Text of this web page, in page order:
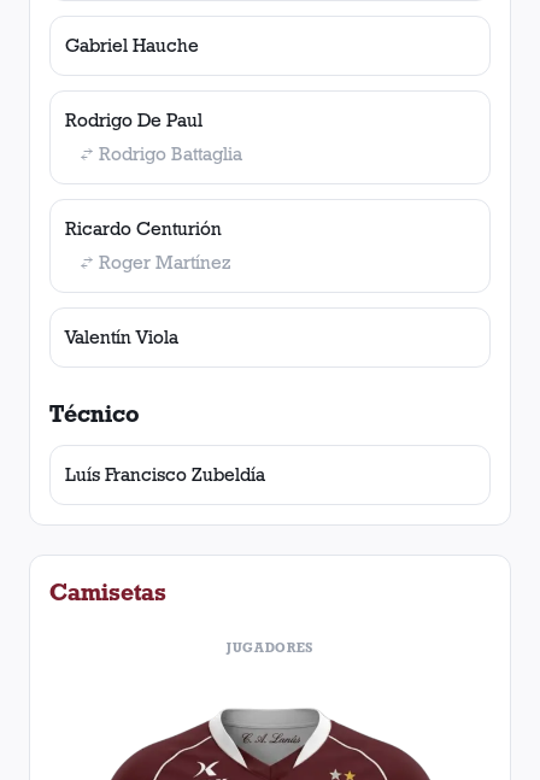
Gabriel Hauche
Rodrigo De Paul
Rodrigo Battaglia
Ricardo Centurión
Roger Martínez
Valentín Viola
Técnico
Luís Francisco Zubeldía
Camisetas
JUGADORES